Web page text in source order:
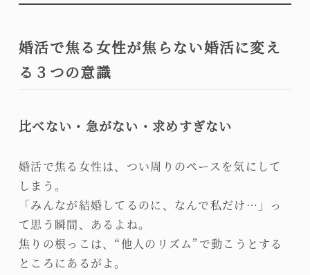
婚活で焦る女性が焦らない婚活に変え
る３つの意識
比べない・急がない・求めすぎない
婚活で焦る女性は、つい周りのペースを気にして
しまう。
「みんなが結婚してるのに、なんで私だけ…」っ
て思う瞬間、あるよね。
焦りの根っこは、“他人のリズム”で動こうとする
ところにあるがよ。